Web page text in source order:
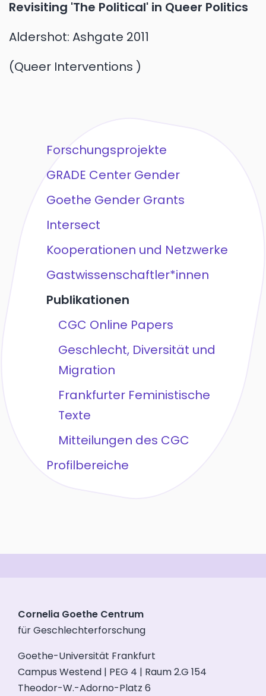
Revisiting 'The Political' in Queer Politics
Aldershot: Ashgate 2011
Queer Interventions
Forschungsprojekte
GRADE Center Gender
Goethe Gender Grants
Intersect
Kooperationen und Netzwerke
Gastwissenschaftler*innen
Publikationen
CGC Online Papers
Geschlecht, Diversität und
Migration
Frankfurter Feministische
Texte
Mitteilungen des CGC
Profilbereiche
Cornelia Goethe Centrum
für Geschlechterforschung
Goethe-Universität Frankfurt
Campus Westend | PEG 4 | Raum 2.G 154
Theodor-W.-Adorno-Platz 6